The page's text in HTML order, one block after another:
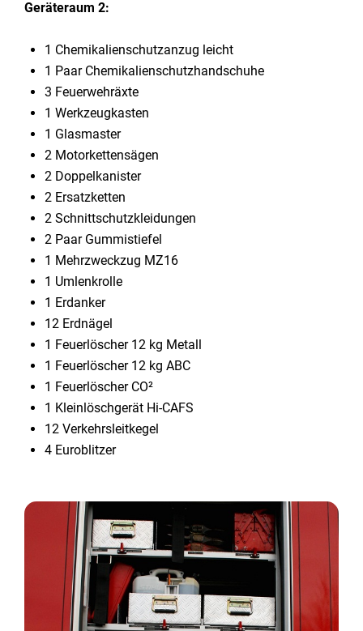
Geräteraum 2:
1 Chemikalienschutzanzug leicht
1 Paar Chemikalienschutzhandschuhe
3 Feuerwehräxte
1 Werkzeugkasten
1 Glasmaster
2 Motorkettensägen
2 Doppelkanister
2 Ersatzketten
2 Schnittschutzkleidungen
2 Paar Gummistiefel
1 Mehrzweckzug MZ16
1 Umlenkrolle
1 Erdanker
12 Erdnägel
1 Feuerlöscher 12 kg Metall
1 Feuerlöscher 12 kg ABC
1 Feuerlöscher CO²
1 Kleinlöschgerät Hi-CAFS
12 Verkehrsleitkegel
4 Euroblitzer